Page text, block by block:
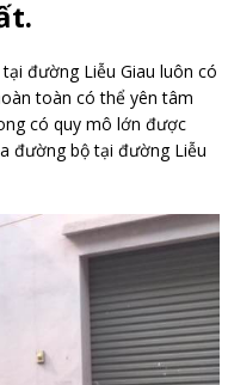
đường Liễu Giau luôn có
toàn có thể yên tâm
có quy mô lớn được
đường bộ tại đường Liễu